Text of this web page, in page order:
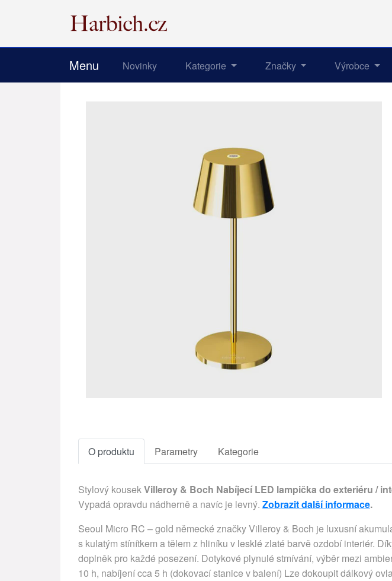
Menu Novinky Kategorie Značky Výrobce
O produktu Parametry Kategorie
Stylový kousekVilleroy & Boch Nabíjecí LED lampička do exteriéru /
Vypadá opravdu nádherně a navíc je levný. Zobrazit další informace.
Seoul Micro RC – gold německé značky Villeroy & Boch je luxusní
s kulatým stínítkem a tělem z hliníku v lesklé zlaté barvě ozdobí interiér.
doplněk pro každé posezení. Dotykové plynulé stmívání, výběr mezi
10 h, nabíjení cca 5 h (dokovací stanice v balení) Lze dokoupit dálkový